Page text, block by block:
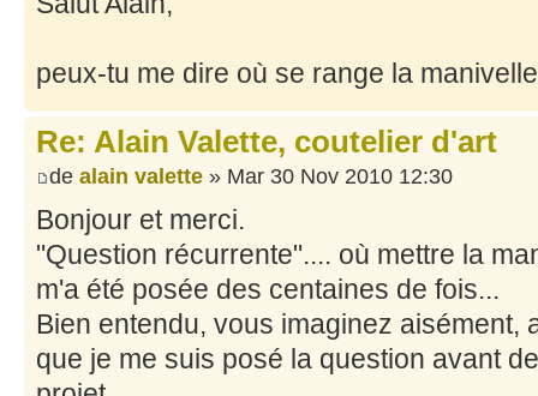
peux-tu me dire où se range la
Re: Alain Valette, coutelier d'art
de alain valette » Mar 30 Nov 2010 12:30
Bonjour et merci.
"Question récurrente".... où mettre la
m'a été posée des centaines de fois...
Bien entendu, vous imaginez aisément,
que je me suis posé la question avant